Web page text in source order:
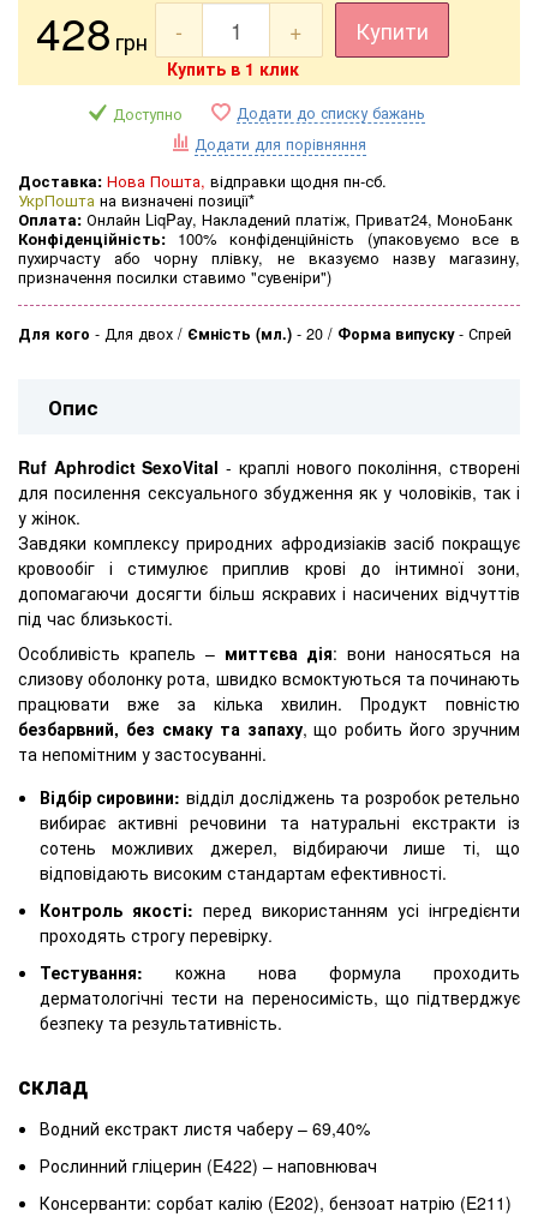
428 грн - + Купити
Купить в 1 клик
Доступно
Додати до списку бажань
Додати для порівняння
Доставка: Нова Пошта, відправки щодня пн-сб.
УкрПошта на визначені позиції*
Оплата: Онлайн LiqPay, Накладений платіж, Приват24, МоноБанк
Конфіденційність: 100% конфіденційність (упаковуємо все в
пухирчасту або чорну плівку, не вказуємо назву магазину,
призначення посилки ставимо "сувеніри")
Для кого - Для двох Ємність (мл.) - 20 Форма випуску - Спрей
Опис
Ruf Aphrodict SexoVital - краплі нового покоління, створені
для посилення сексуального збудження як у чоловіків, так і
у жінок.
Завдяки комплексу природних афродизіаків засіб покращує
кровообіг і стимулює приплив крові до інтимної зони,
допомагаючи досягти більш яскравих і насичених відчуттів
під час близькості.
Особливість крапель – миттєва дія: вони наносяться на
слизову оболонку рота, швидко всмоктуються та починають
працювати вже за кілька хвилин. Продукт повністю
безбарвний, без смаку та запаху, що робить його зручним
та непомітним у застосуванні.
Відбір сировини: відділ досліджень та розробок ретельно
вибирає активні речовини та натуральні екстракти із
сотень можливих джерел, відбираючи лише ті, що
відповідають високим стандартам ефективності.
Контроль якості: перед використанням усі інгредієнти
проходять строгу перевірку.
Тестування: кожна нова формула проходить
дерматологічні тести на переносимість, що підтверджує
безпеку та результативність.
склад
Водний екстракт листя чаберу – 69,40%
Рослинний гліцерин (E422) – наповнювач
Консерванти: сорбат калію (E202), бензоат натрію (E211)